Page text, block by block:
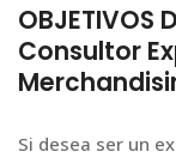
OBJETIVOS
Consultor
Si desea ser un